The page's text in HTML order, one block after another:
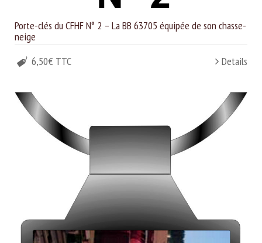
Porte-clés du CFHF N° 2 – La BB 63705 équipée de son chasse-
neige
6,50€ TTC
Details